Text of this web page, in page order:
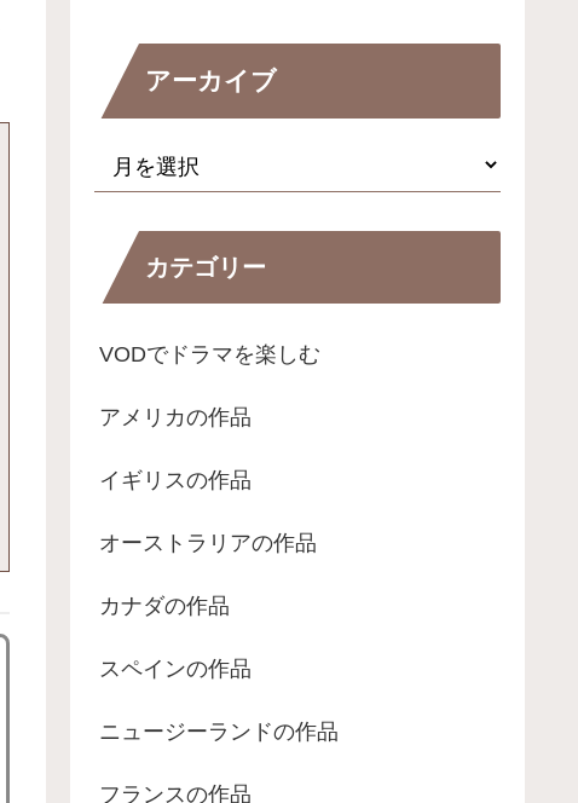
アーカイブ
カテゴリー
VODでドラマを楽しむ
アメリカの作品
イギリスの作品
オーストラリアの作品
カナダの作品
スペインの作品
ニュージーランドの作品
フランスの作品